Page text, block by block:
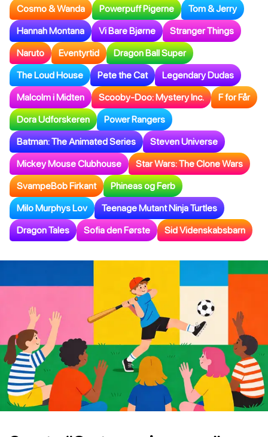
Cosmo & Wanda Powerpuff Pigerne Tom & Jerry
Hannah Montana Vi Bare Bjørne Stranger Things
Naruto Eventyrtid Dragon Ball Super
The Loud House Pete the Cat Legendary Dudas
Malcolm i Midten Scooby-Doo: Mystery Inc. F for Får
Dora Udforskeren Power Rangers
Batman: The Animated Series Steven Universe
Mickey Mouse Clubhouse Star Wars: The Clone Wars
SvampeBob Firkant Phineas og Ferb
Milo Murphys Lov Teenage Mutant Ninja Turtles
Dragon Tales Sofia den Første Sid Videnskabsbarn